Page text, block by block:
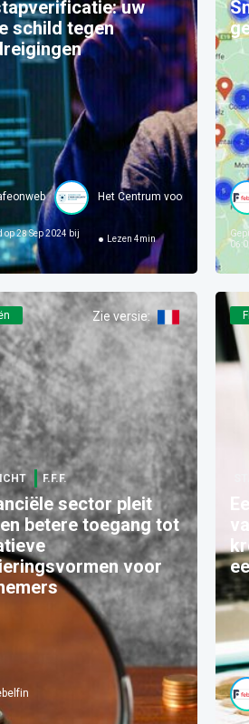
uw
schild tegen
Het Centrum voor
op28 Sep 2024 bij
Lezen 4min
Zie versie:
F.F.F.
sector pleit
betere toegang tot
voor